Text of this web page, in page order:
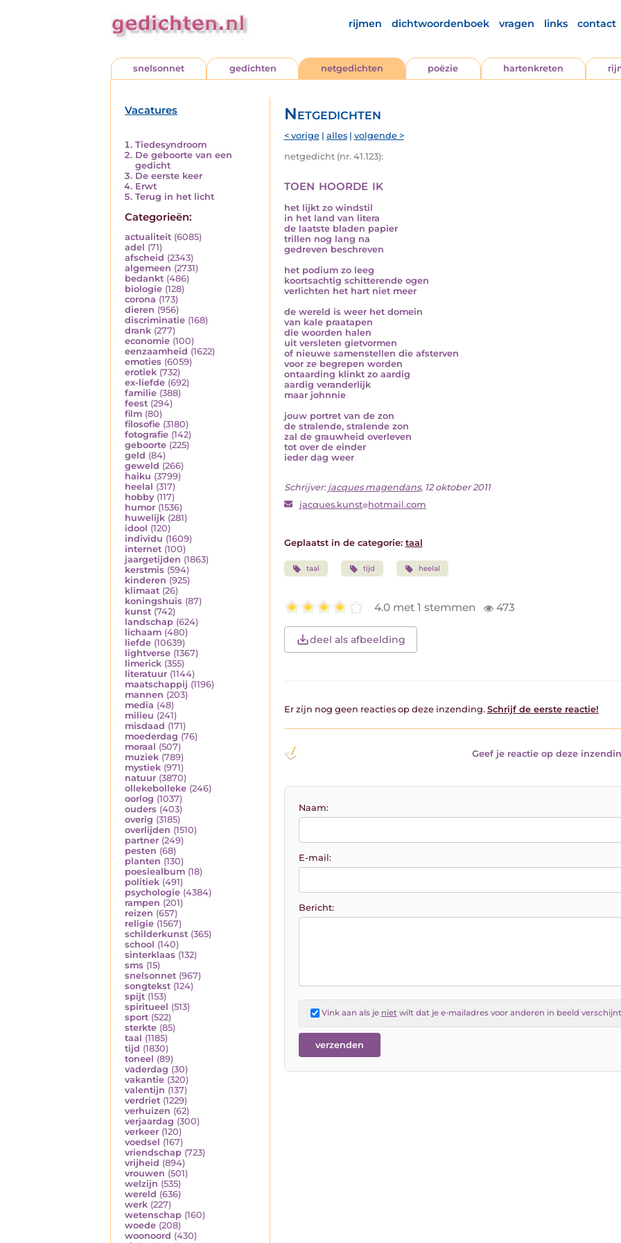
rijmen dichtwoordenboek vragen links contact
snelsonnet gedichten netgedichten poëzie hartenkreten
Vacatures
Tiedesyndroom
De geboorte van een
gedicht
De eerste keer
Erwt
Terug in het licht
Categorieën:
actualiteit (6085)
adel (71)
afscheid (2343)
algemeen (2731)
bedankt (486)
biologie (128)
corona (173)
dieren (956)
discriminatie (168)
drank (277)
economie (100)
eenzaamheid (1622)
emoties (6059)
erotiek (732)
ex-liefde (692)
familie (388)
feest (294)
film (80)
filosofie (3180)
fotografie (142)
geboorte (225)
geld (84)
geweld (266)
haiku (3799)
heelal (317)
hobby (117)
humor (1536)
huwelijk (281)
idool (120)
individu (1609)
internet (100)
jaargetijden (1863)
kerstmis (594)
kinderen (925)
klimaat (26)
koningshuis (87)
kunst (742)
landschap (624)
lichaam (480)
liefde (10639)
lightverse (1367)
limerick (355)
literatuur (1144)
maatschappij (1196)
mannen (203)
media (48)
milieu (241)
misdaad (171)
moederdag (76)
moraal (507)
muziek (789)
mystiek (971)
natuur (3870)
ollekebolleke (246)
oorlog (1037)
ouders (403)
overig (3185)
overlijden (1510)
partner (249)
pesten (68)
planten (130)
poesiealbum (18)
politiek (491)
psychologie (4384)
rampen (201)
reizen (657)
religie (1567)
schilderkunst (365)
school (140)
sinterklaas (132)
sms (15)
snelsonnet (967)
songtekst (124)
spijt (153)
spiritueel (513)
sport (522)
sterkte (85)
taal (1185)
tijd (1830)
toneel (89)
vaderdag (30)
vakantie (320)
valentijn (137)
verdriet (1229)
verhuizen (62)
verjaardag (300)
verkeer (120)
voedsel (167)
vriendschap (723)
vrijheid (894)
vrouwen (501)
welzijn (535)
wereld (636)
werk (227)
wetenschap (160)
woede (208)
woonoord (430)
Netgedichten
< vorige| alles| volgende >
netgedicht (nr. 41.123):
toen hoorde ik
het lijkt zo windstil
in het land van litera
de laatste bladen papier
trillen nog lang na
gedreven beschreven
het podium zo leeg
koortsachtig schitterende ogen
verlichten het hart niet meer
de wereld is weer het domein
van kale praatapen
die woorden halen
uit versleten gietvormen
of nieuwe samenstellen die afsterven
voor ze begrepen worden
ontaarding klinkt zo aardig
aardig veranderlijk
maar johnnie
jouw portret van de zon
de stralende, stralende zon
zal de grauwheid overleven
tot over de einder
ieder dag weer
Schrijver: jacques magendans, 12 oktober 2011
jacques.kunst hotmail.com
Geplaatst in de categorie: taal
taal tijd heelal
4.0 met 1 stemmen 473
deel als afbeelding
Er zijn nog geen reacties op deze inzending. Schrijf de eerste reactie!
Geef je reactie op deze
Naam:
E-mail:
Bericht:
Vink aan als je nietwilt dat je e-mailadres voor anderen in beeld verschijnt